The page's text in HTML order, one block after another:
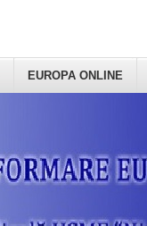
EUROPA ONLINE